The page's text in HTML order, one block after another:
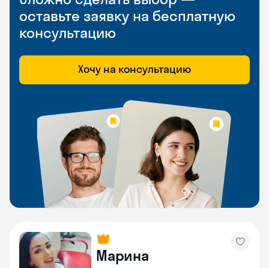
оставьте заявку на бесплатную
консультацию
Хочу на консультацию
Марина